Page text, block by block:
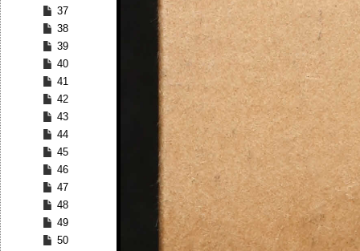
37
38
39
40
41
42
43
44
45
46
47
48
49
50